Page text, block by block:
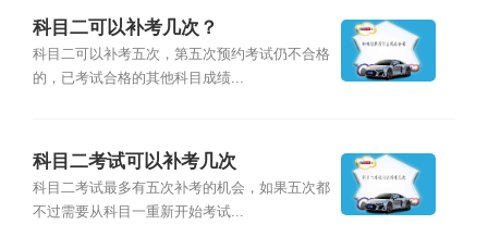
科目二可以补考几次？
科目二可以补考五次，第五次预约考试仍不合格
的，已考试合格的其他科目成绩...
科目二考试可以补考几次
科目二考试最多有五次补考的机会，如果五次都
不过需要从科目一重新开始考试...